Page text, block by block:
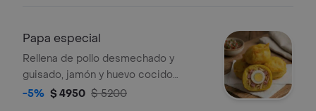
Papa especial
Rellena de pollo desmechado y
guisado, jamón y huevo cocido
entero.
-5% $ 4950 $ 5200